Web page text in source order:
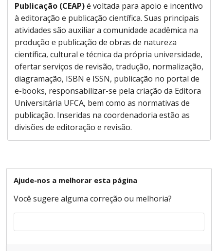
Publicação (CEAP)é voltada para apoio e incentivo
à editoração e publicação científica. Suas principais
atividades são auxiliar a comunidade acadêmica na
produção e publicação de obras de natureza
científica, cultural e técnica da própria universidade,
ofertar serviços de revisão, tradução, normalização,
diagramação, ISBN e ISSN, publicação no portal de
e-books, responsabilizar-se pela criação da Editora
Universitária UFCA, bem como as normativas de
publicação. Inseridas na coordenadoria estão as
divisões de editoração e revisão.
Ajude-nos a melhorar esta página
Você sugere alguma correção ou melhoria?